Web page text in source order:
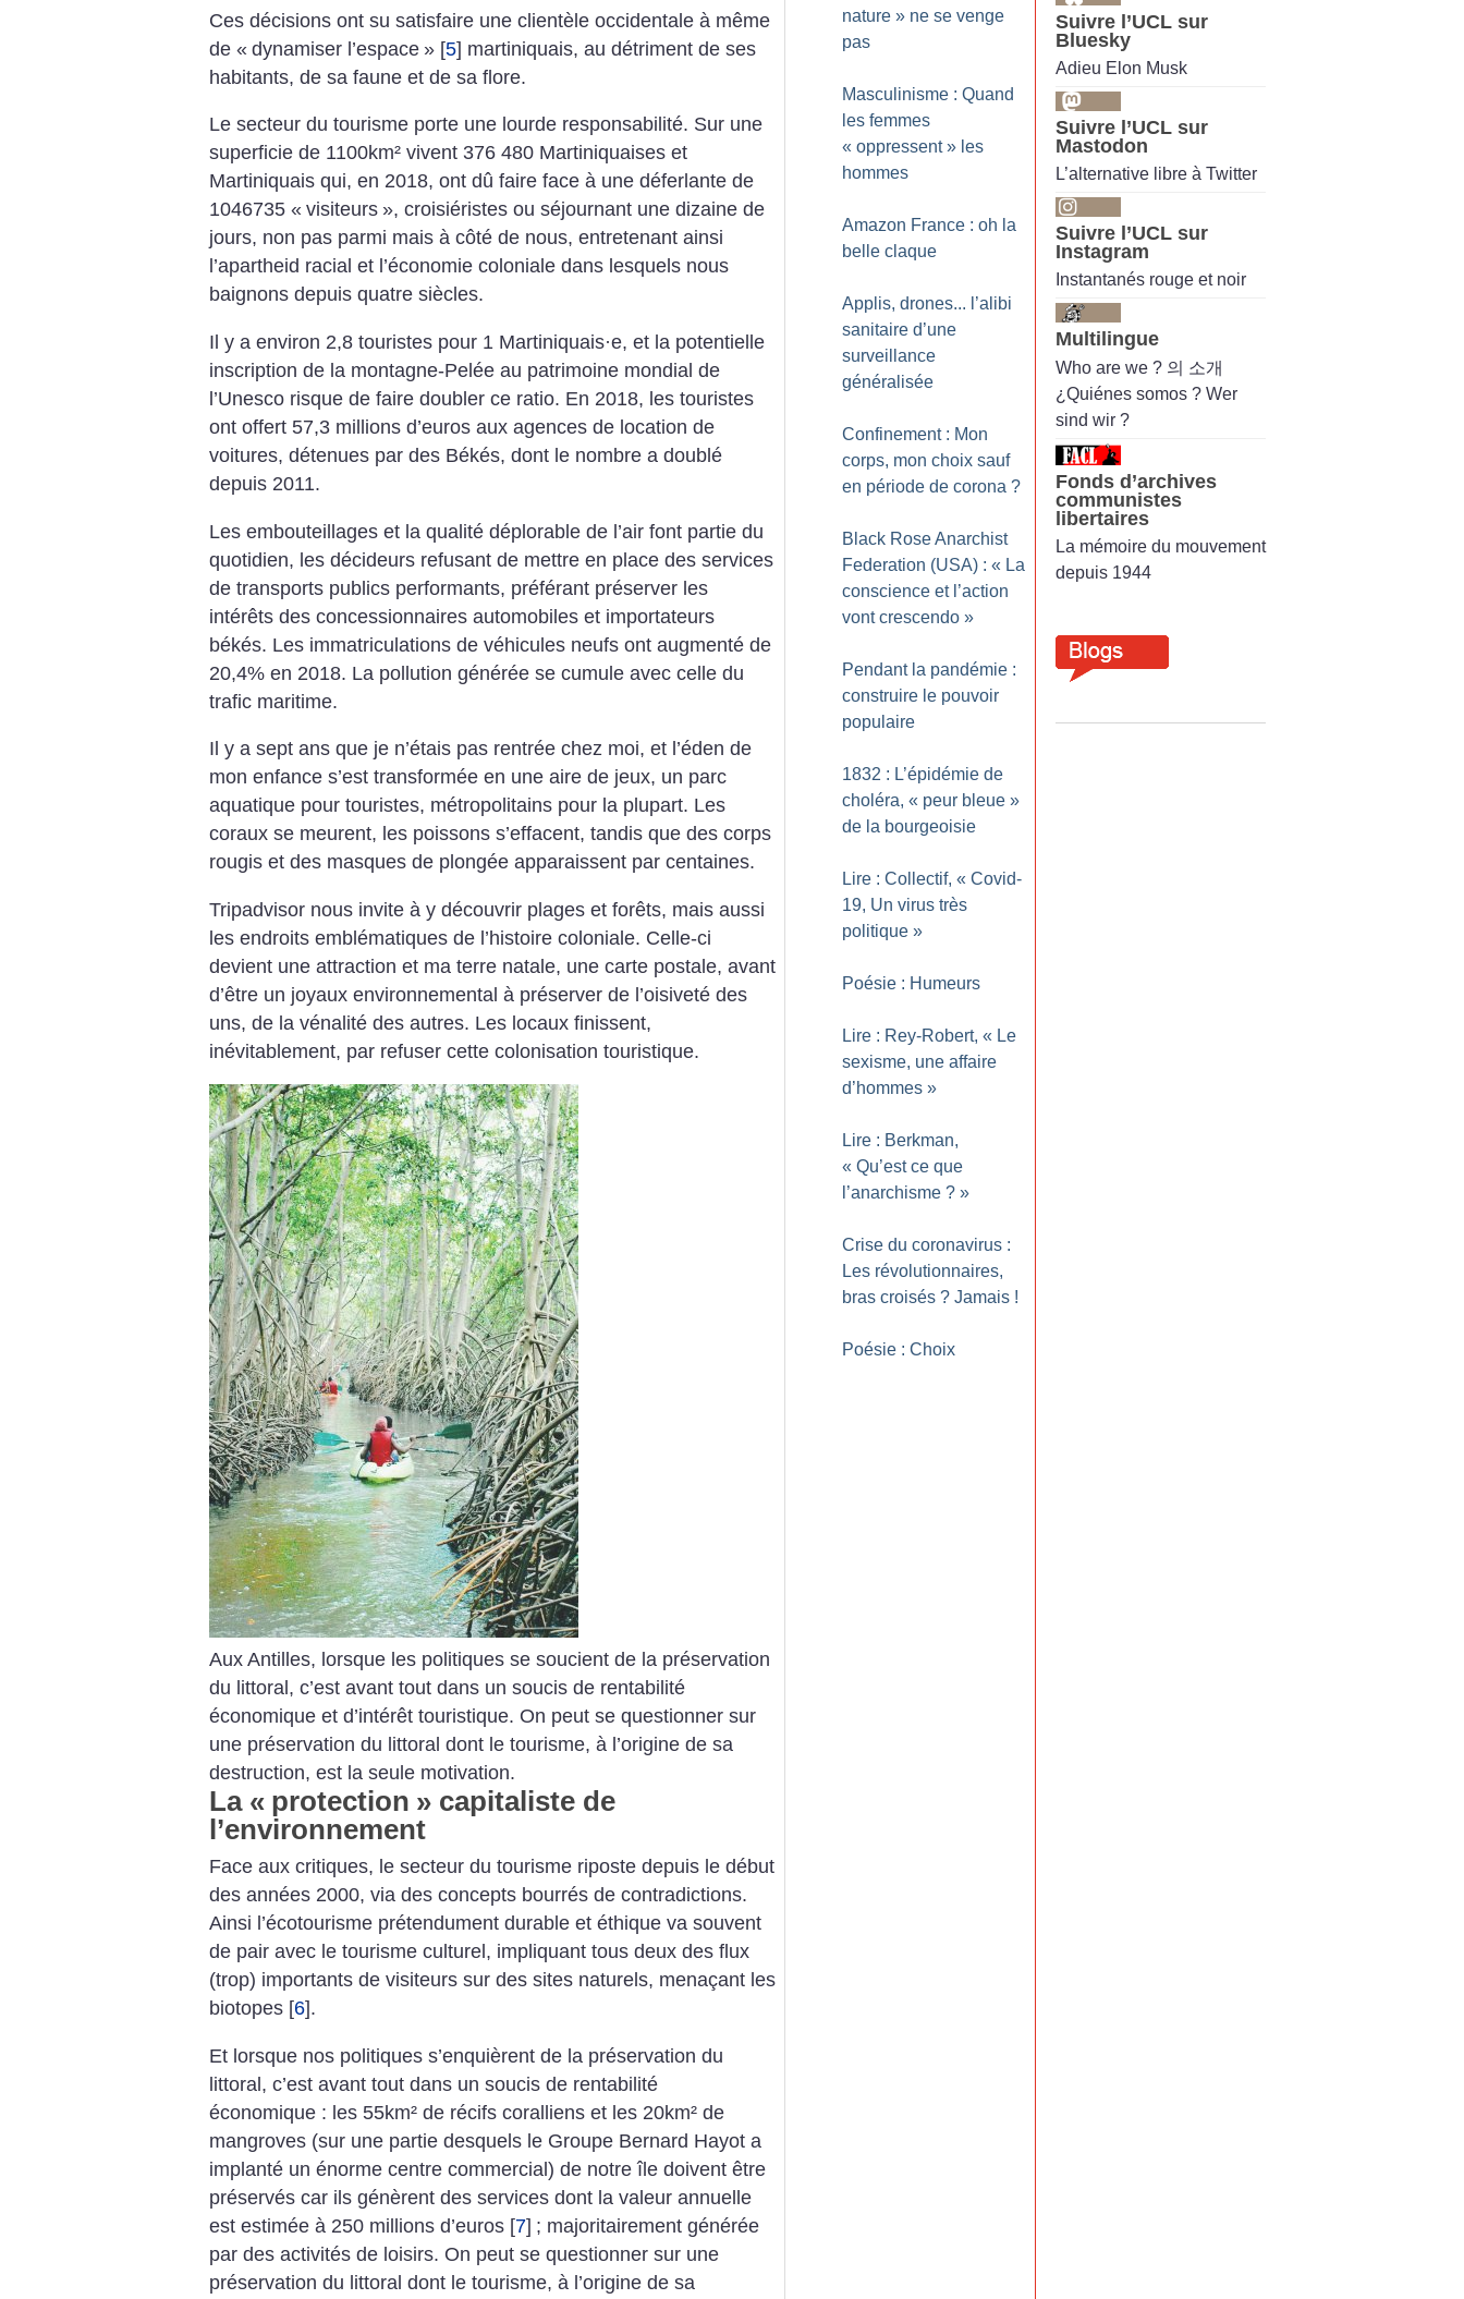
Ces décisions ont su satisfaire une clientèle occidentale à même
de « dynamiser l’espace » [5] martiniquais, au détriment de ses
habitants, de sa faune et de sa flore.
Le secteur du tourisme porte une lourde responsabilité. Sur une
superficie de 1100km² vivent 376 480 Martiniquaises et
Martiniquais qui, en 2018, ont dû faire face à une déferlante de
1046735 « visiteurs », croisiéristes ou séjournant une dizaine de
jours, non pas parmi mais à côté de nous, entretenant ainsi
l’apartheid racial et l’économie coloniale dans lesquels nous
baignons depuis quatre siècles.
Il y a environ 2,8 touristes pour 1 Martiniquais·e, et la potentielle
inscription de la montagne-Pelée au patrimoine mondial de
l’Unesco risque de faire doubler ce ratio. En 2018, les touristes
ont offert 57,3 millions d’euros aux agences de location de
voitures, détenues par des Békés, dont le nombre a doublé
depuis 2011.
Les embouteillages et la qualité déplorable de l’air font partie du
quotidien, les décideurs refusant de mettre en place des services
de transports publics performants, préférant préserver les
intérêts des concessionnaires automobiles et importateurs
békés. Les immatriculations de véhicules neufs ont augmenté de
20,4% en 2018. La pollution générée se cumule avec celle du
trafic maritime.
Il y a sept ans que je n’étais pas rentrée chez moi, et l’éden de
mon enfance s’est transformée en une aire de jeux, un parc
aquatique pour touristes, métropolitains pour la plupart. Les
coraux se meurent, les poissons s’effacent, tandis que des corps
rougis et des masques de plongée apparaissent par centaines.
Tripadvisor nous invite à y découvrir plages et forêts, mais aussi
les endroits emblématiques de l’histoire coloniale. Celle-ci
devient une attraction et ma terre natale, une carte postale, avant
d’être un joyaux environnemental à préserver de l’oisiveté des
uns, de la vénalité des autres. Les locaux finissent,
inévitablement, par refuser cette colonisation touristique.
Aux Antilles, lorsque les politiques se soucient de la préservation
du littoral, c’est avant tout dans un soucis de rentabilité
économique et d’intérêt touristique. On peut se questionner sur
une préservation du littoral dont le tourisme, à l’origine de sa
destruction, est la seule motivation.
La « protection » capitaliste de
l’environnement
Face aux critiques, le secteur du tourisme riposte depuis le début
des années 2000, via des concepts bourrés de contradictions.
Ainsi l’écotourisme prétendument durable et éthique va souvent
de pair avec le tourisme culturel, impliquant tous deux des flux
(trop) importants de visiteurs sur des sites naturels, menaçant les
biotopes [6].
Et lorsque nos politiques s’enquièrent de la préservation du
littoral, c’est avant tout dans un soucis de rentabilité
économique : les 55km² de récifs coralliens et les 20km² de
mangroves (sur une partie desquels le Groupe Bernard Hayot a
implanté un énorme centre commercial) de notre île doivent être
préservés car ils génèrent des services dont la valeur annuelle
est estimée à 250 millions d’euros [7] ; majoritairement générée
par des activités de loisirs. On peut se questionner sur une
préservation du littoral dont le tourisme, à l’origine de sa
nature » ne se venge
pas
Masculinisme : Quand
les femmes
« oppressent » les
hommes
Amazon France : oh la
belle claque
Applis, drones... l’alibi
sanitaire d’une
surveillance
généralisée
Confinement : Mon
corps, mon choix sauf
en période de corona ?
Black Rose Anarchist
Federation (USA) : « La
conscience et l’action
vont crescendo »
Pendant la pandémie :
construire le pouvoir
populaire
1832 : L’épidémie de
choléra, « peur bleue »
de la bourgeoisie
Lire : Collectif, « Covid-
19, Un virus très
politique »
Poésie : Humeurs
Lire : Rey-Robert, « Le
sexisme, une affaire
d’hommes »
Lire : Berkman,
« Qu’est ce que
l’anarchisme ? »
Crise du coronavirus :
Les révolutionnaires,
bras croisés ? Jamais !
Poésie : Choix
Suivre l’UCL sur
Bluesky
Adieu Elon Musk
Suivre l’UCL sur
Mastodon
L’alternative libre à Twitter
Suivre l’UCL sur
Instagram
Instantanés rouge et noir
Multilingue
Who are we ? 의 소개
¿Quiénes somos ? Wer
sind wir ?
Fonds d’archives
communistes
libertaires
La mémoire du mouvement
depuis 1944